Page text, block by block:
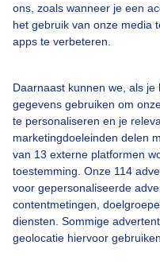
ons, zoals wanneer je een
het gebruik van onze media
apps te verbeteren.
Daarnaast kunnen we, als
gegevens gebruiken om
te personaliseren en je
marketingdoeleinden delen
van 13 externe platformen
toestemming. Onze 114
voor gepersonaliseerde
contentmetingen,
diensten. Sommige
geolocatie hiervoor
Een
Over Buienradar
Bedrijfsgegevens
Veelgestelde vragen